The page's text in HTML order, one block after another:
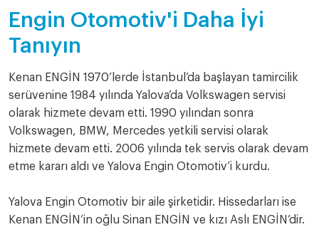
Engin Otomotiv'i Daha İyi
Tanıyın
Kenan ENGİN 1970’lerde İstanbul’da başlayan tamircilik
serüvenine 1984 yılında Yalova’da Volkswagen servisi
olarak hizmete devam etti. 1990 yılından sonra
Volkswagen, BMW, Mercedes yetkili servisi olarak
hizmete devam etti. 2006 yılında tek servis olarak devam
etme kararı aldı ve Yalova Engin Otomotiv’i kurdu.
Yalova Engin Otomotiv bir aile şirketidir. Hissedarları ise
Kenan ENGİN’in oğlu Sinan ENGİN ve kızı Aslı ENGİN’dir.